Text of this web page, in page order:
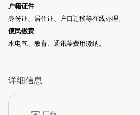
户籍证件
身份证、居住证、户口迁移等在线办理。
便民缴费
水电气、教育、通讯等费用缴纳。
详细信息